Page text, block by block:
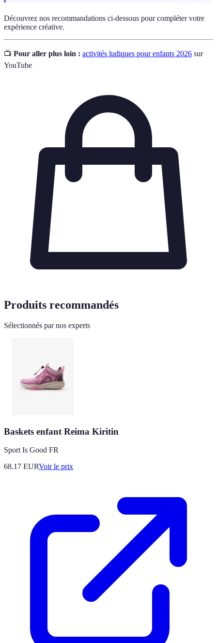
Découvrez nos recommandations ci-dessous pour compléter votre
expérience créative.
📺 Pour aller plus loin : activités ludiques pour enfants 2026 sur
YouTube
Produits recommandés
Sélectionnés par nos experts
Baskets enfant Reima Kiritin
Sport Is Good FR
68.17 EURVoir le prix